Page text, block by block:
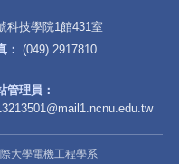
科技學院1館431室
： (049) 2917810
管理員：
大學電機工程學系